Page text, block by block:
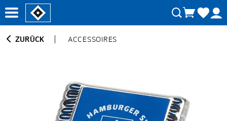
ZURÜCK ACCESSOIRES